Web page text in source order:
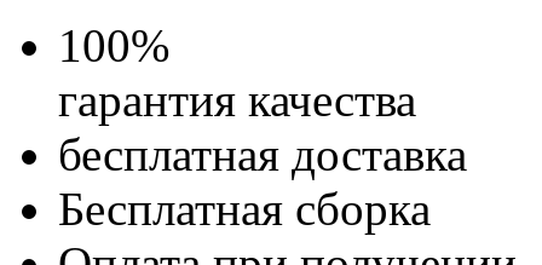
100%
гарантия качества
бесплатная доставка
Бесплатная сборка